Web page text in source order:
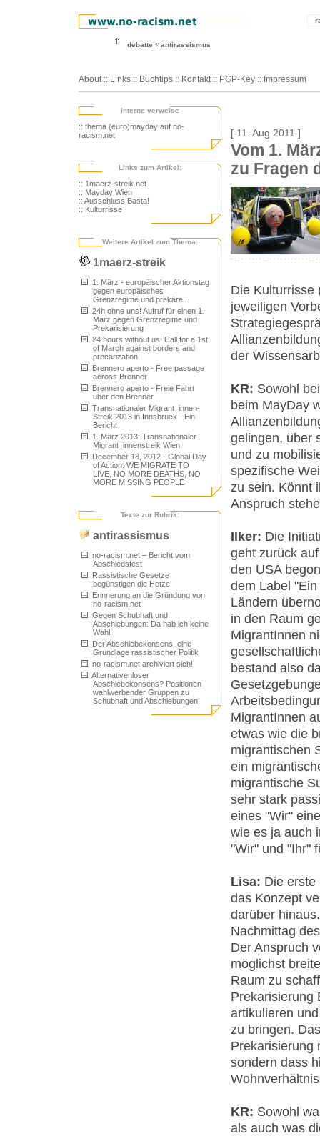
debatte antirassismus
About :: Links :: Buchtips :: Kontakt :: PGP-Key :: Impressum
interne verweise
:: thema (euro)mayday auf no-
racism.net
Links zum Artikel:
:: 1maerz-streik.net
:: Mayday Wien
:: Ausschluss Basta!
:: Kulturrisse
Weitere Artikel zum Thema:
1maerz-streik
1. März - europäischer Aktionstag
gegen europäisches
Grenzregime und prekäre...
24h ohne uns! Aufruf für einen 1.
März gegen Grenzregime und
Prekarisierung
24 hours without us! Call for a 1st
of March against borders and
precarization
Brennero aperto - Free passage
across Brenner
Brennero aperto - Freie Fahrt
über den Brenner
Transnationaler Migrant_innen-
Streik 2013 in Innsbruck - Ein
Bericht
1. März 2013: Transnationaler
Migrant_innenstreik Wien
December 18, 2012 - Global Day
of Action: WE MIGRATE TO
LIVE, NO MORE DEATHS, NO
MORE MISSING PEOPLE
Texte zur Rubrik:
antirassismus
no-racism.net – Bericht vom
Abschiedsfest
Rassistische Gesetze
begünstigen die Hetze!
Erinnerung an die Gründung von
no-racism.net
Gegen Schubhaft und
Abschiebungen: Da hab ich keine
Wahl!
Der Abschiebekonsens, eine
Grundlage rassistischer Politik
no-racism.net archiviert sich!
Alternativenloser
Abschiebekonsens? Positionen
wahlwerbender Gruppen zu
Schubhaft und Abschiebungen
[ 11. Aug 2011 ]
Vom 1.
zu Fragen
Die Kulturrisse
jeweiligen
der
KR: Sowohl
beim MayDay
gelingen, über
und zu
spezifische
zu sein. Könnt
Anspruch
Ilker: Die
geht zurück
den USA
dem Label
Ländern
in den Raum
MigrantInnen
bestand also
MigrantInnen
etwas wie die
migrantischen
ein
migrantische
sehr stark
eines "Wir"
wie es ja auch
"Wir" und "Ihr"
Lisa: Die erste
das Konzept
darüber
Nachmittag
Der Anspruch
möglichst
Raum zu
Prekarisierung
artikulieren
zu bringen.
Prekarisierung
sondern dass
KR: Sowohl
als auch was